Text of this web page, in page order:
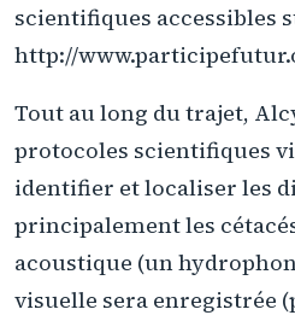
scientifiques accessibles
http://
Tout au long du trajet,
protocoles scientifiques
identifier et localiser les
principalement les
acoustique (un
visuelle sera enregistrée